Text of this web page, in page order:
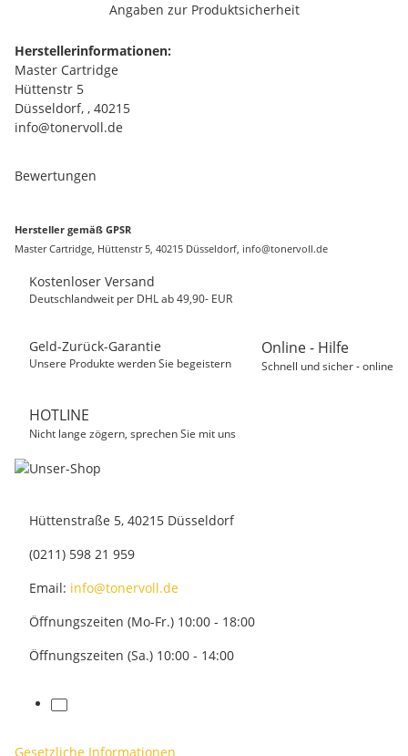
Angaben zur Produktsicherheit
Herstellerinformationen:
Master Cartridge
Hüttenstr 5
Düsseldorf, , 40215
info@tonervoll.de
Bewertungen
Hersteller gemäß GPSR
Master Cartridge, Hüttenstr 5, 40215 Düsseldorf, info@tonervoll.de
Kostenloser Versand
Deutschlandweit per DHL ab 49,90- EUR
Geld-Zurück-Garantie
Unsere Produkte werden Sie begeistern
Online - Hilfe
Schnell und sicher - online
HOTLINE
Nicht lange zögern, sprechen Sie mit uns
Hüttenstraße 5, 40215 Düsseldorf
(0211) 598 21 959
Email: info@tonervoll.de
Öffnungszeiten (Mo-Fr.) 10:00 - 18:00
Öffnungszeiten (Sa.) 10:00 - 14:00
facebook
Gesetzliche Informationen